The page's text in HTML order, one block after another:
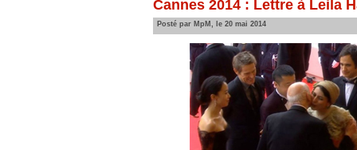
Cannes 2014 : Lettre à Leila
Posté par MpM, le 20 mai 2014